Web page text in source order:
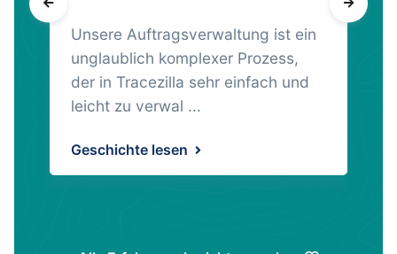
Unsere Auftragsverwaltung ist ein
unglaublich komplexer Prozess,
der in Tracezilla sehr einfach und
leicht zu verwal ...
Geschichte lesen